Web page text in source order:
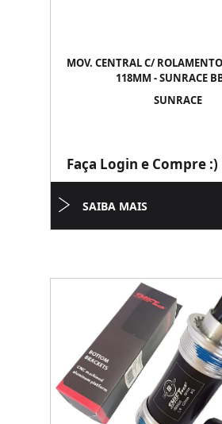
MOV. CENTRAL C/
118MM - SUNRACE
SUNRACE
Faça Login e Compre :)
SAIBA MAIS